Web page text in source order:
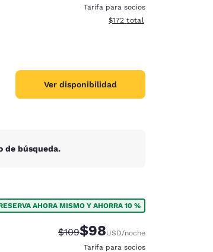
Tarifa para socios
Ver detalles totales
$172 total
Ver disponibilidad
de búsqueda.
AHORA MISMO Y AHORRA 10 %
Tarifa tachada:
$109Tarifa reducida:
$98USD/noche
Tarifa para socios